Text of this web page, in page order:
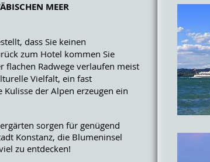
MEER
dass Sie keinen
zum Hotel kommen Sie
flachen Radwege verlaufen meist
Vielfalt, ein fast
der Alpen erzeugen ein
sorgen für genügend
Konstanz, die Blumeninsel
zu entdecken!